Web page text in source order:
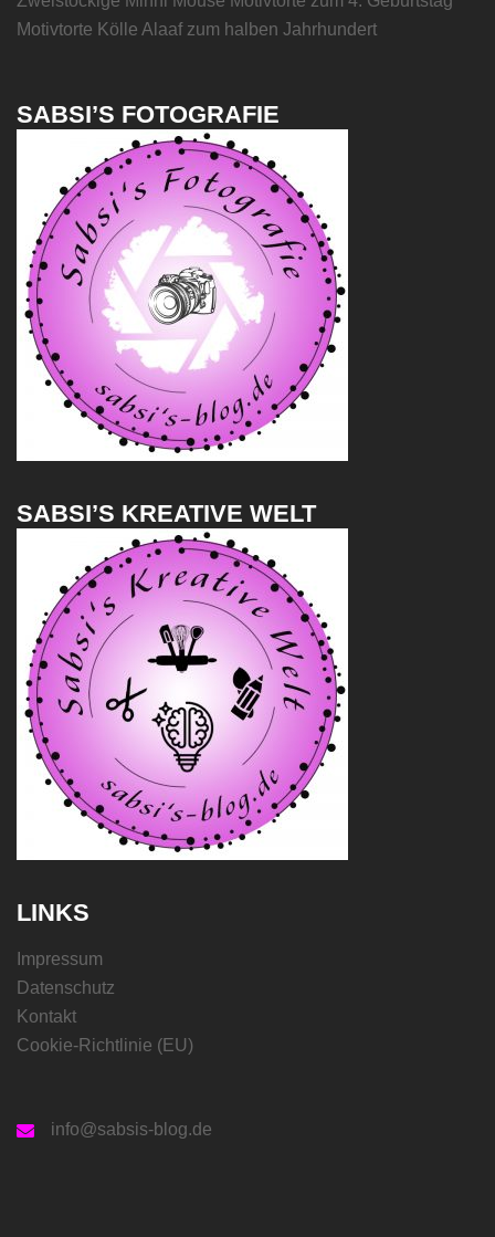
Motivtorte Kölle Alaaf zum halben Jahrhundert
SABSI’S FOTOGRAFIE
SABSI’S KREATIVE WELT
LINKS
Impressum
Datenschutz
Kontakt
Cookie-Richtlinie (EU)
info@sabsis-blog.de